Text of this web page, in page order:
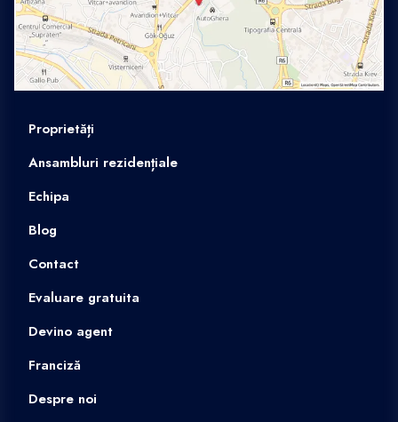
Proprietăți
Ansambluri rezidențiale
Echipa
Blog
Contact
Evaluare gratuita
Devino agent
Franciză
Despre noi